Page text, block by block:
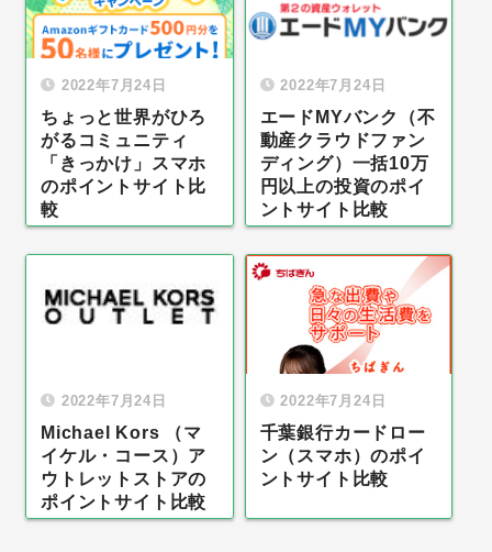
2022年7月24日
ちょっと世界がひろ
がるコミュニティ
「きっかけ」スマホ
のポイントサイト比
較
2022年7月24日
エードMYバンク（不
動産クラウドファン
ディング）一括10万
円以上の投資のポイ
ントサイト比較
2022年7月24日
Michael Kors （マ
イケル・コース）ア
ウトレットストアの
ポイントサイト比較
2022年7月24日
千葉銀行カードロー
ン（スマホ）のポイ
ントサイト比較